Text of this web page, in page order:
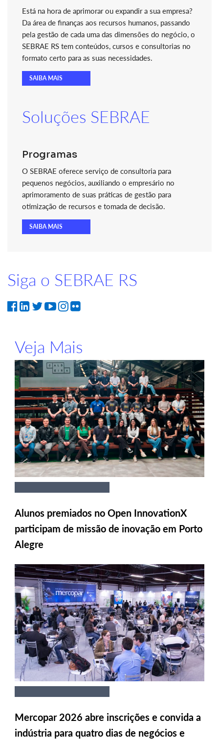
Está na hora de aprimorar ou expandir a sua empresa?
Da área de finanças aos recursos humanos, passando
pela gestão de cada uma das dimensões do negócio, o
SEBRAE RS tem conteúdos, cursos e consultorias no
formato certo para as suas necessidades.
SAIBA MAIS
Soluções SEBRAE
Programas
O SEBRAE oferece serviço de consultoria para
pequenos negócios, auxiliando o empresário no
aprimoramento de suas práticas de gestão para
otimização de recursos e tomada de decisão.
SAIBA MAIS
Siga o SEBRAE RS
Veja Mais
Alunos premiados no Open InnovationX
participam de missão de inovação em Porto
Alegre
Mercopar 2026 abre inscrições e convida a
indústria para quatro dias de negócios e